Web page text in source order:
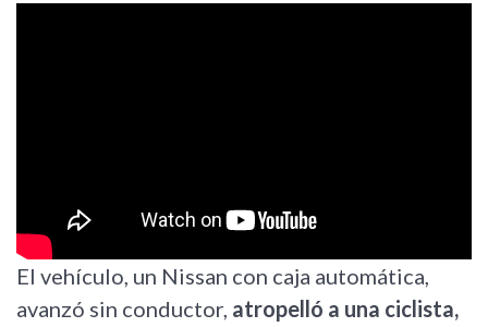
El vehículo, un Nissan con caja automática,
avanzó sin conductor, atropelló a una ciclista,